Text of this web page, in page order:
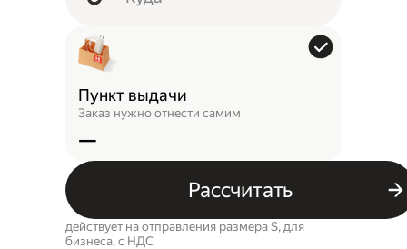
Пункт выдачи
Заказ нужно отнести самим
—
Рассчитать
действует на отправления размера S, для
бизнеса, c НДС